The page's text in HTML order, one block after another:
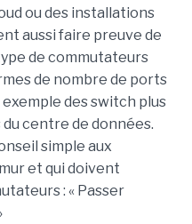
ou des installations
aussi faire preuve de
de commutateurs
de nombre de ports
des switch plus
centre de données.
simple aux
et qui doivent
: « Passer